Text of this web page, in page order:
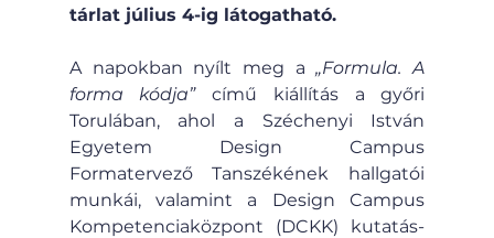
tárlat július 4-ig látogatható.
A napokban nyílt meg a „Formula. A
forma kódja” című kiállítás a győri
Torulában, ahol a Széchenyi István
Egyetem Design Campus
Formatervező Tanszékének hallgatói
munkái, valamint a Design Campus
Kompetenciaközpont (DCKK) kutatás-